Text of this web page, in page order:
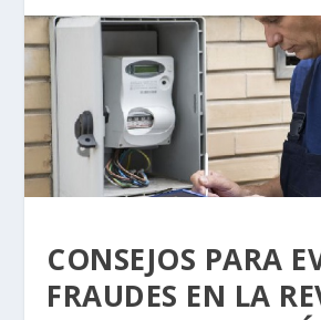
CONSEJOS PARA
FRAUDES EN LA